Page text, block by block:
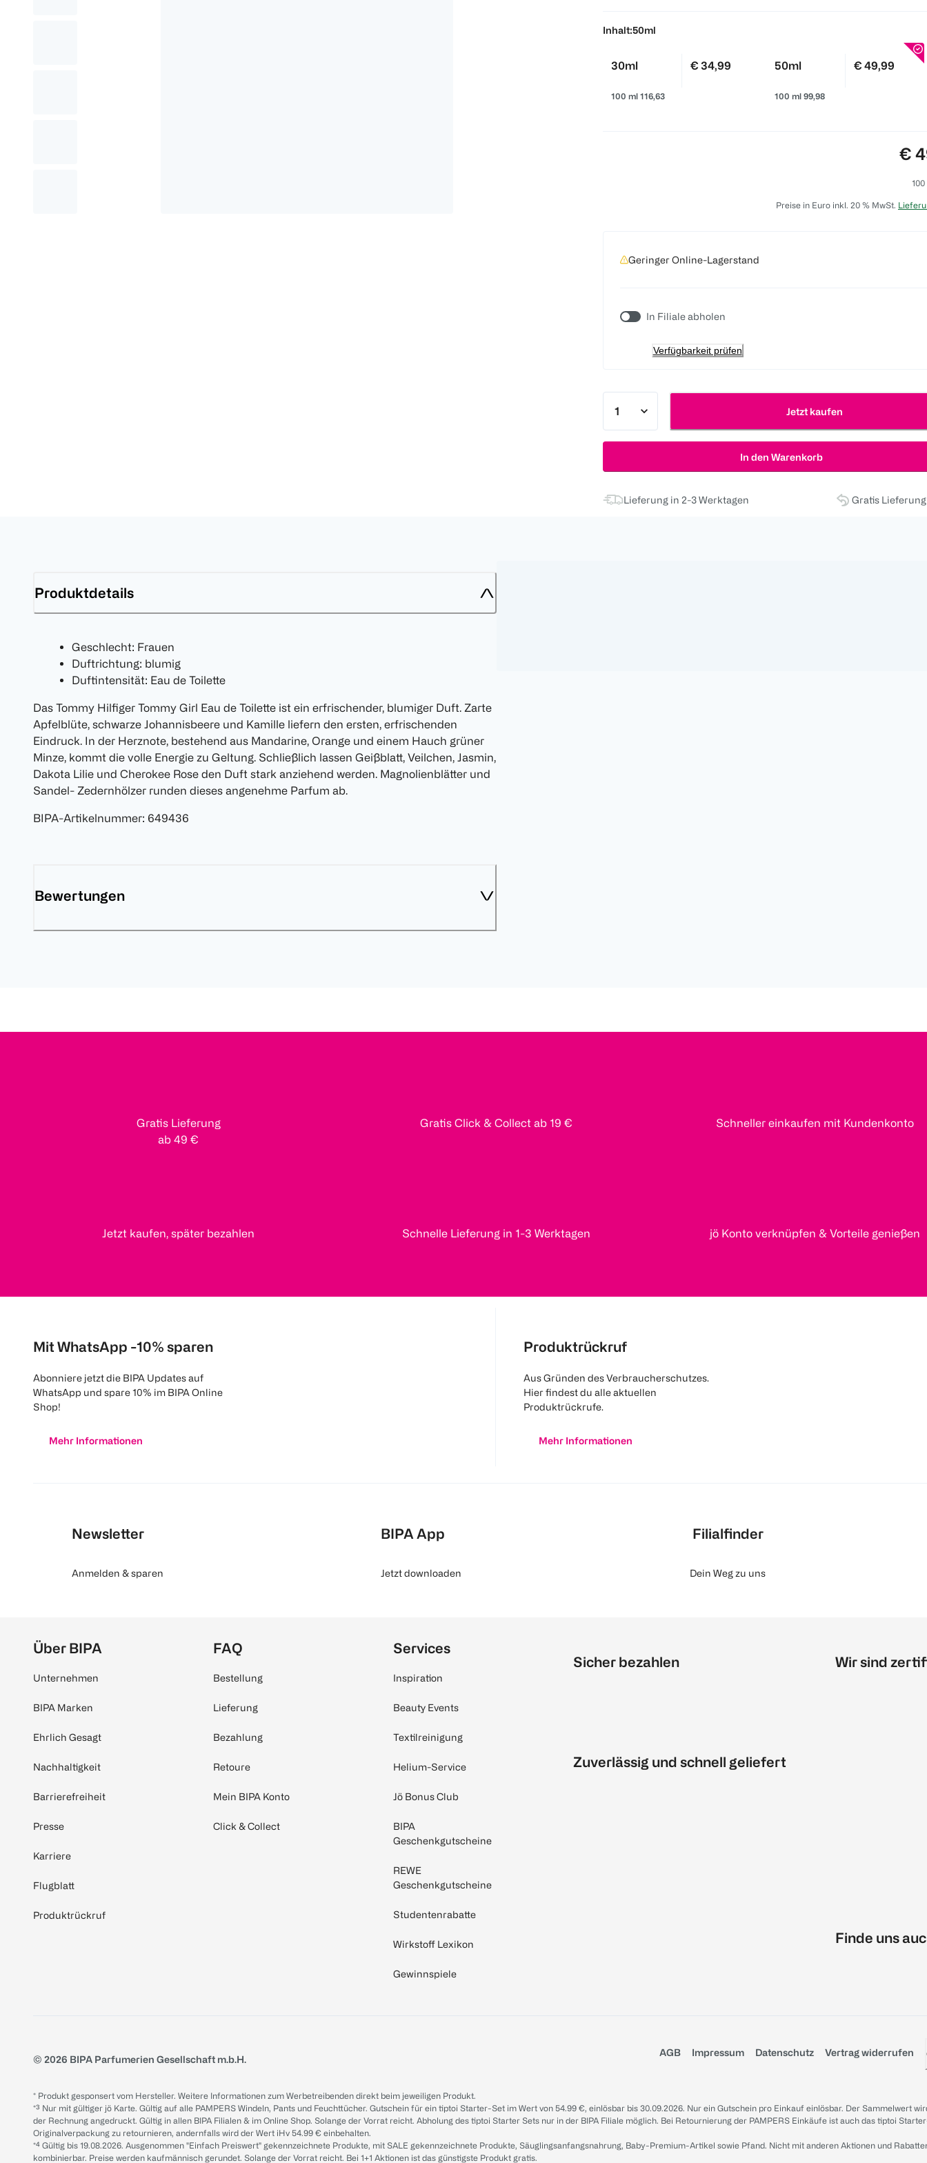
Inhalt:50ml
30ml
100 ml 116,63
€ 34,99 50ml
100 ml 99,98
€ 49,99
€
Preise in Euro inkl. 20 % MwSt.
Geringer Online-Lagerstand
In Filiale abholen
Verfügbarkeit prüfen
Jetzt kaufen
In den Warenkorb
Lieferung in 2-3 Werktagen Gratis
Produktdetails
Geschlecht: Frauen
Duftrichtung: blumig
Duftintensität: Eau de Toilette
Das Tommy Hilfiger Tommy Girl Eau de Toilette ist ein erfrischender, blumiger Duft. Zarte
Apfelblüte, schwarze Johannisbeere und Kamille liefern den ersten, erfrischenden
Eindruck. In der Herznote, bestehend aus Mandarine, Orange und einem Hauch grüner
Minze, kommt die volle Energie zu Geltung. Schließlich lassen Geißblatt, Veilchen, Jasmin,
Dakota Lilie und Cherokee Rose den Duft stark anziehend werden. Magnolienblätter und
Sandel- Zedernhölzer runden dieses angenehme Parfum ab.
BIPA-Artikelnummer: 649436
Bewertungen
Gratis Lieferung
ab 49 €
Gratis Click & Collect ab 19 € Schneller einkaufen mit Kundenkonto
Jetzt kaufen, später bezahlen Schnelle Lieferung in 1-3 Werktagen jö Konto verknüpfen & Vorteile genießen
Mit WhatsApp -10% sparen
Abonniere jetzt die BIPA Updates auf
WhatsApp und spare 10% im BIPA Online
Shop!
Mehr Informationen
Produktrückruf
Aus Gründen des Verbraucherschutzes.
Hier findest du alle aktuellen
Produktrückrufe.
Mehr Informationen
Newsletter
Anmelden & sparen
BIPA App
Jetzt downloaden
Filialfinder
Dein Weg zu uns
Über BIPA
Unternehmen
BIPA Marken
Ehrlich Gesagt
Nachhaltigkeit
Barrierefreiheit
Presse
Karriere
Flugblatt
Produktrückruf
FAQ
Bestellung
Lieferung
Bezahlung
Retoure
Mein BIPA Konto
Click & Collect
Services
Inspiration
Beauty Events
Textilreinigung
Helium-Service
Jö Bonus Club
BIPA
Geschenkgutscheine
REWE
Geschenkgutscheine
Studentenrabatte
Wirkstoff Lexikon
Gewinnspiele
Sicher bezahlen
Zuverlässig und schnell geliefert
Wir sind
Finde uns
© 2026 BIPA Parfumerien Gesellschaft m.b.H.
AGB Impressum Datenschutz Vertrag widerrufen
* Produkt gesponsert vom Hersteller. Weitere Informationen zum Werbetreibenden direkt beim jeweiligen Produkt.
*³ Nur mit gültiger jö Karte. Gültig auf alle PAMPERS Windeln, Pants und Feuchttücher. Gutschein für ein tiptoi Starter-Set im Wert von 54.99 €, einlösbar bis 30.09.2026. Nur ein Gutschein pro Einkauf einlösbar. Der Sammelwert
der Rechnung angedruckt. Gültig in allen BIPA Filialen & im Online Shop. Solange der Vorrat reicht. Abholung des tiptoi Starter Sets nur in der BIPA Filiale möglich. Bei Retournierung der PAMPERS Einkäufe ist auch das tiptoi
Originalverpackung zu retournieren, andernfalls wird der Wert iHv 54.99 € einbehalten.
*⁴ Gültig bis 19.08.2026. Ausgenommen "Einfach Preiswert" gekennzeichnete Produkte, mit SALE gekennzeichnete Produkte, Säuglingsanfangsnahrung, Baby-Premium-Artikel sowie Pfand. Nicht mit anderen Aktionen und
kombinierbar. Preise werden kaufmännisch gerundet. Solange der Vorrat reicht. Bei 1+1 Aktionen ist das günstigste Produkt gratis.